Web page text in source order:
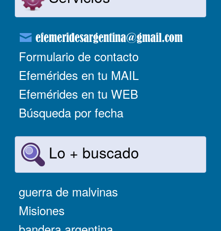
Formulario de contacto
Efemérides en tu MAIL
Efemérides en tu WEB
Búsqueda por fecha
Lo + buscado
guerra de malvinas
Misiones